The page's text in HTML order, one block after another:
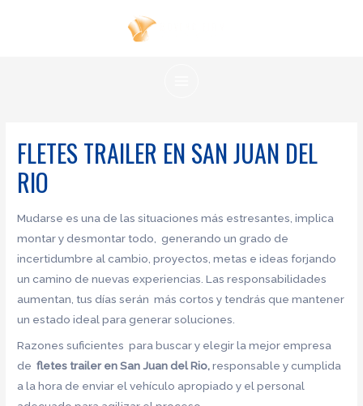
FLETES TRAILER EN SAN JUAN DEL
RIO
Mudarse es una de las situaciones más estresantes, implica
montar y desmontar todo, generando un grado de
incertidumbre al cambio, proyectos, metas e ideas forjando
un camino de nuevas experiencias. Las responsabilidades
aumentan, tus días serán más cortos y tendrás que mantener
un estado ideal para generar soluciones.
Razones suficientes para buscar y elegir la mejor empresa
defletes trailer en San Juan del Rio,responsable y cumplida
a la hora de enviar el vehículo apropiado y el personal